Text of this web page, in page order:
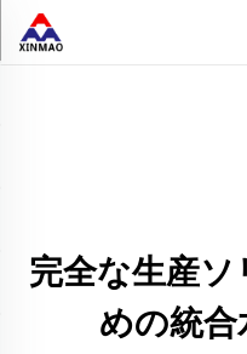
完全な生産
めの統合